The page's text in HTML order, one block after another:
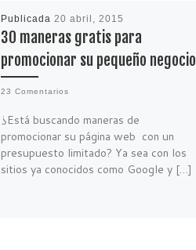
Publicada 20 abril, 2015
30 maneras gratis para
promocionar su pequeño negocio
23 Comentarios
¿Está buscando maneras de
promocionar su página web con un
presupuesto limitado? Ya sea con los
sitios ya conocidos como Google y […]